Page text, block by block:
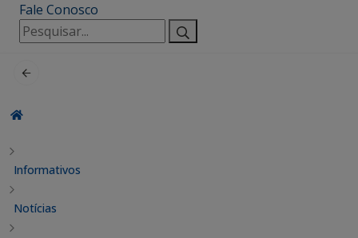
Fale Conosco
Pesquisar
por:
Informativos
Notícias